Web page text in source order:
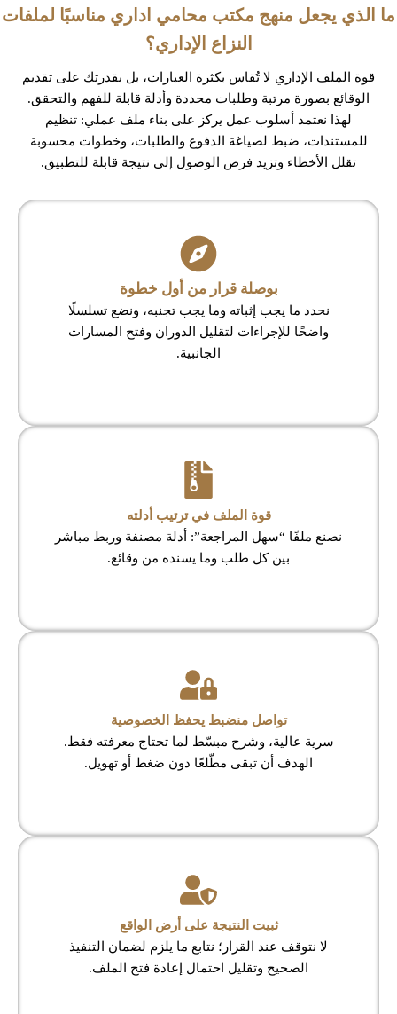
ما الذي يجعل منهج مكتب محامي اداري مناسبًا لملفات
النزاع الإداري؟
قوة الملف الإداري لا تُقاس بكثرة العبارات، بل بقدرتك على تقديم
الوقائع بصورة مرتبة وطلبات محددة وأدلة قابلة للفهم والتحقق.
لهذا نعتمد أسلوب عمل يركز على بناء ملف عملي: تنظيم
للمستندات، ضبط لصياغة الدفوع والطلبات، وخطوات محسوبة
تقلل الأخطاء وتزيد فرص الوصول إلى نتيجة قابلة للتطبيق.
بوصلة قرار من أول خطوة
نحدد ما يجب إثباته وما يجب تجنبه، ونضع تسلسلًا
واضحًا للإجراءات لتقليل الدوران وفتح المسارات
الجانبية.
قوة الملف في ترتيب أدلته
نصنع ملفًا “سهل المراجعة”: أدلة مصنفة وربط مباشر
بين كل طلب وما يسنده من وقائع.
تواصل منضبط يحفظ الخصوصية
سرية عالية، وشرح مبسّط لما تحتاج معرفته فقط.
الهدف أن تبقى مطّلعًا دون ضغط أو تهويل.
ثبيت النتيجة على أرض الواقع
لا نتوقف عند القرار؛ نتابع ما يلزم لضمان التنفيذ
الصحيح وتقليل احتمال إعادة فتح الملف.